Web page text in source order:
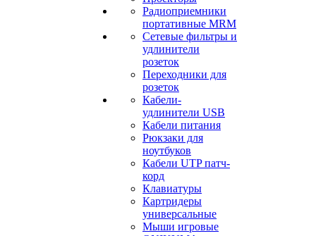
Радиоприемники
портативные MRM
Сетевые фильтры и
удлинители
розеток
Переходники для
розеток
Кабели-
удлинители USB
Кабели питания
Рюкзаки для
ноутбуков
Кабели UTP патч-
корд
Клавиатуры
Картридеры
универсальные
Мыши игровые